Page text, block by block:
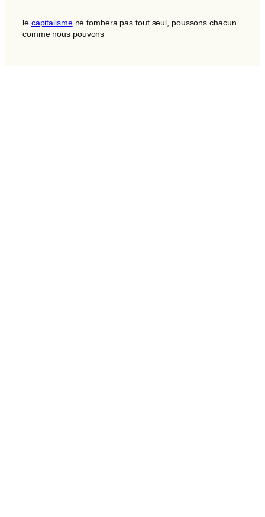
le capitalismene tombera pas tout seul, poussons chacun
comme nous pouvons